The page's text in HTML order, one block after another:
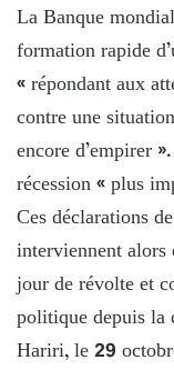
La Banque
formation rapide
« répondant aux
contre une
encore d’empirer
récession « plus
Ces déclarations
interviennent alors
jour de révolte et
politique depuis la
Hariri, le 29